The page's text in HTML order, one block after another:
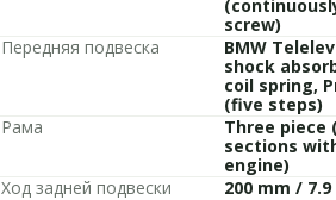
screw)
Передняя подвеска
BMW
shock
coil spring,
(five steps)
Рама
Three piece
sections
engine)
Ход задней подвески
200 mm / 7.9